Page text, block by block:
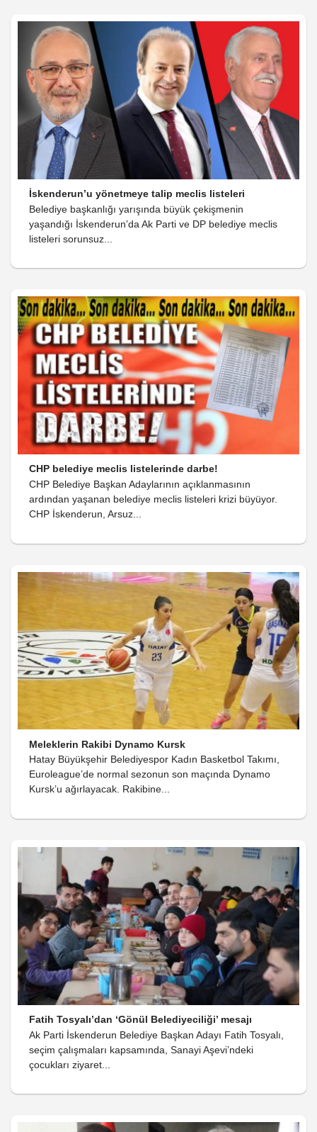
İskenderun’u yönetmeye talip meclis listeleri
Belediye başkanlığı yarışında büyük çekişmenin
yaşandığı İskenderun’da Ak Parti ve DP belediye meclis
listeleri sorunsuz...
CHP belediye meclis listelerinde darbe!
CHP Belediye Başkan Adaylarının açıklanmasının
ardından yaşanan belediye meclis listeleri krizi büyüyor.
CHP İskenderun, Arsuz...
Meleklerin Rakibi Dynamo Kursk
Hatay Büyükşehir Belediyespor Kadın Basketbol Takımı,
Euroleague’de normal sezonun son maçında Dynamo
Kursk’u ağırlayacak. Rakibine...
Fatih Tosyalı’dan ‘Gönül Belediyeciliği’ mesajı
Ak Parti İskenderun Belediye Başkan Adayı Fatih Tosyalı,
seçim çalışmaları kapsamında, Sanayi Aşevi’ndeki
çocukları ziyaret...